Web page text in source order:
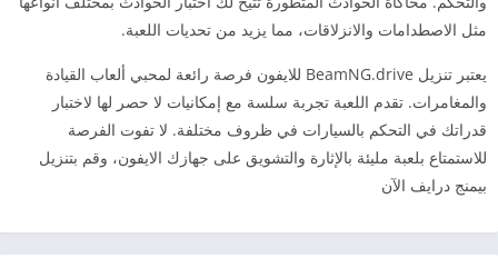
مثل الاصطدامات والانزلاقات، مما يزيد من تحديات اللعبة.
يعتبر تنزيل BeamNG.drive للايفون فرصة رائعة لمحبي ألعاب القيادة
والمغامرات. تقدم اللعبة تجربة سلسة مع إمكانيات لا حصر لها لاختبار
قدراتك في التحكم بالسيارات في ظروف مختلفة. لا تفوت الفرصة
للاستمتاع بلعبة مليئة بالإثارة والتشويق على جهازك الايفون، وقم بتنزيل
بيمنج درايف الآن